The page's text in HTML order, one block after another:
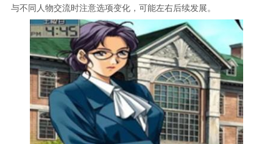
与不同人物交流时注意选项变化，可能左右后续发展。